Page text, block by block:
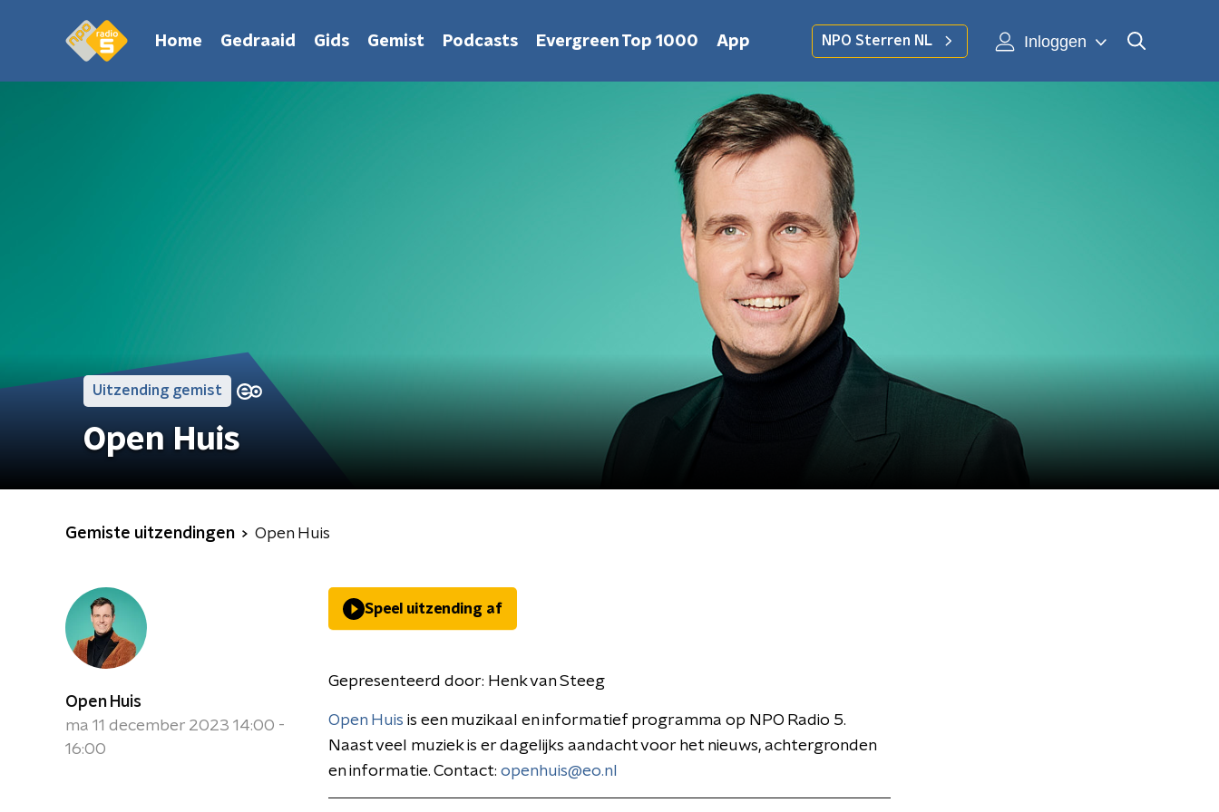
Home Gedraaid Gids Gemist Podcasts Evergreen Top 1000 App NPO Sterren NL Inloggen
Uitzending gemist
Open Huis
Gemiste uitzendingen Open Huis
Open Huis
ma 11 december 2023 14:00 -
16:00
Speel uitzending af
Gepresenteerd door: Henk van Steeg
Open Huis is een muzikaal en informatief programma op NPO Radio 5.
Naast veel muziek is er dagelijks aandacht voor het nieuws, achtergronden
en informatie. Contact: openhuis@eo.nl